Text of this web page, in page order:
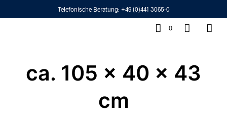
Telefonische Beratung: +49 (0)441 3065-0
0
ca. 105 x 40 x 43
cm